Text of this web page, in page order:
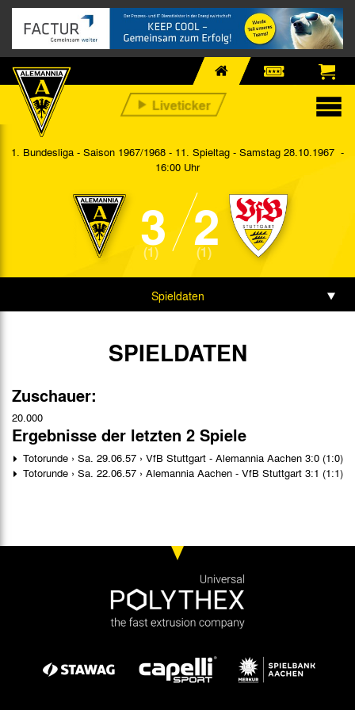
1. Bundesliga - Saison 1967/1968 - 11. Spieltag - Samstag 28.10.1967 -
16:00 Uhr
3
(1) 2
(1)
Spieldaten
SPIELDATEN
Zuschauer:
20.000
Ergebnisse der letzten 2 Spiele
Totorunde › Sa. 29.06.57 › VfB Stuttgart - Alemannia Aachen 3:0 (1:0)
Totorunde › Sa. 22.06.57 › Alemannia Aachen - VfB Stuttgart 3:1 (1:1)